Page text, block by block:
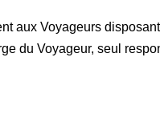
aux Voyageurs
du Voyageur, seul